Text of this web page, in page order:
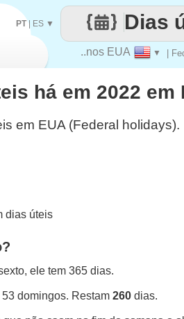
..nos EUA ▼ |
Dias
PT| ES ▼
há em 2022 em
em EUA (Federal holidays).
dias úteis
ele tem 365 dias.
domingos. Restam 260 dias.